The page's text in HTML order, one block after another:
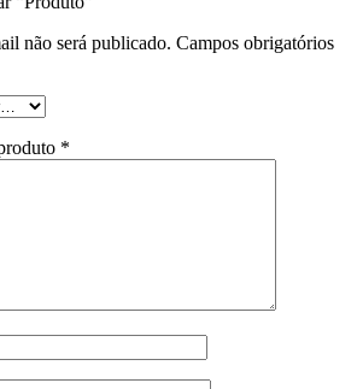
não será publicado. Campos obrigatórios
*